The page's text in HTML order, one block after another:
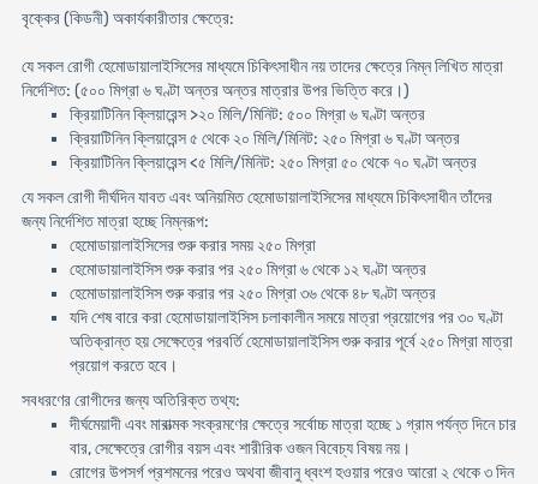
বৃক্কের (কিডনী) অকার্যকারীতার ক্ষেত্রে:
যে সকল রােগী হেমোডায়ালাইসিসের মাধ্যমে চিকিৎসাধীন নয় তাদের ক্ষেত্রে নিম্ন লিখিত মাত্রা
নির্দেশিত: (৫০০ মিগ্রা ৬ ঘণ্টা অন্তর অন্তর মাত্রার উপর ভিত্তি করে।)
ক্রিয়াটিনিন ক্লিয়ারেন্স >২০ মিলি/মিনিট: ৫০০ মিগ্রা ৬ ঘণ্টা অন্তর
ক্রিয়াটিনিন ক্লিয়ারেন্স ৫ থেকে ২০ মিলি/মিনিট: ২৫০ মিগ্রা ৬ ঘণ্টা অন্তর
ক্রিয়াটিনিন ক্লিয়ারেন্স <৫ মিলি/মিনিট: ২৫০ মিগ্রা ৫০ থেকে ৭০ ঘণ্টা অন্তর
যে সকল রােগী দীর্ঘদিন যাবত এবং অনিয়মিত হেমােডায়ালাইসিসের মাধ্যমে চিকিৎসাধীন তাঁদের
জন্য নির্দেশিত মাত্রা হচ্ছে নিম্নরূপ:
হেমােডায়ালাইসিসের শুরু করার সময় ২৫০ মিগ্রা
হেমােডায়ালাইসিস শুরু করার পর ২৫০ মিগ্রা ৬ থেকে ১২ ঘণ্টা অন্তর
হেমােডায়ালাইসিস শুরু করার পর ২৫০ মিগ্রা ৩৬ থেকে ৪৮ ঘণ্টা অন্তর
যদি শেষ বারে করা হেমােডায়ালাইসিস চলাকালীন সময়ে মাত্রা প্রয়ােগের পর ৩০ ঘণ্টা
অতিক্রান্ত হয় সেক্ষেত্রে পরবর্তি হেমােডায়ালাইসিস শুরু করার পূর্বে ২৫০ মিগ্রা মাত্রা
প্রয়ােগ করতে হবে।
সবধরণের রােগীদের জন্য অতিরিক্ত তথ্য:
দীর্ঘমেয়াদী এবং মারাত্মক সংক্রমণের ক্ষেত্রে সর্বোচ্চ মাত্রা হচ্ছে ১ গ্রাম পর্যন্ত দিনে চার
বার, সেক্ষেত্রে রােগীর বয়স এবং শারীরিক ওজন বিবেচ্য বিষয় নয়।
রােগের উপসর্গ প্রশমনের পরেও অথবা জীবানু ধ্বংশ হওয়ার পরেও আরাে ২ থেকে ৩ দিন